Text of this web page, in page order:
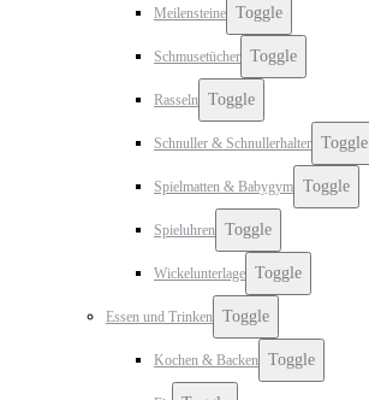
Meilensteine Toggle
Schmusetücher Toggle
Rasseln Toggle
Schnuller & Schnullerhalter Toggle
Spielmatten & Babygym Toggle
Spieluhren Toggle
Wickelunterlage Toggle
Essen und Trinken Toggle
Kochen & Backen Toggle